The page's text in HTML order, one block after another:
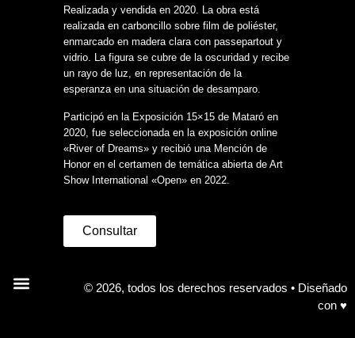
Realizada y vendida en 2020. La obra está
realizada en carboncillo sobre film de poliéster,
enmarcado en madera clara con passepartout y
vidrio. La figura se cubre de la oscuridad y recibe
un rayo de luz, en representación de la
esperanza en una situación de desamparo.
Participó en la Exposición 15×15 de Mataró en
2020, fue seleccionada en la exposición online
«River of Dreams» y recibió una Mención de
Honor en el certamen de temática abierta de Art
Show International «Open» en 2022.
Consultar
© 2026, todos los derechos reservados • Diseñado
con ♥